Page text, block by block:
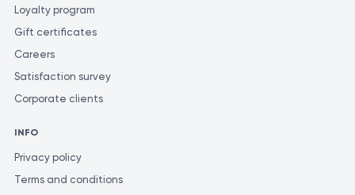
Loyalty program
Gift certificates
Careers
Satisfaction survey
Corporate clients
INFO
Privacy policy
Terms and conditions